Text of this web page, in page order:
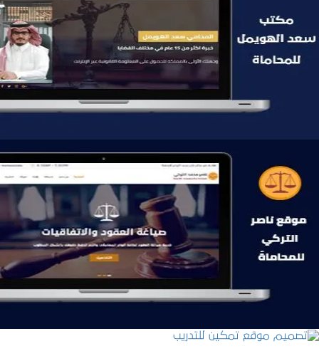
موقع سعد الهويمل للمحاماة
التفاصيل
موقع ناصر التركي للمحاماة
التفاصيل